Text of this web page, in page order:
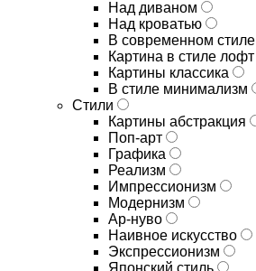
Над диваном
Над кроватью
В современном стиле
Картина в стиле лофт
Картины классика
В стиле минимализм
Стили
Картины абстракция
Поп-арт
Графика
Реализм
Импрессионизм
Модернизм
Ар-нуво
Наивное искусство
Экспрессионизм
Японский стиль